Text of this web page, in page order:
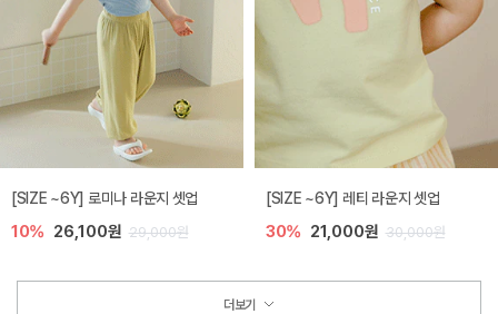
[SIZE ~6Y] 로미나 라운지 셋업
10% 26,100원 29,000원
[SIZE ~6Y] 레티 라운지 셋업
30% 21,000원 30,000원
더보기